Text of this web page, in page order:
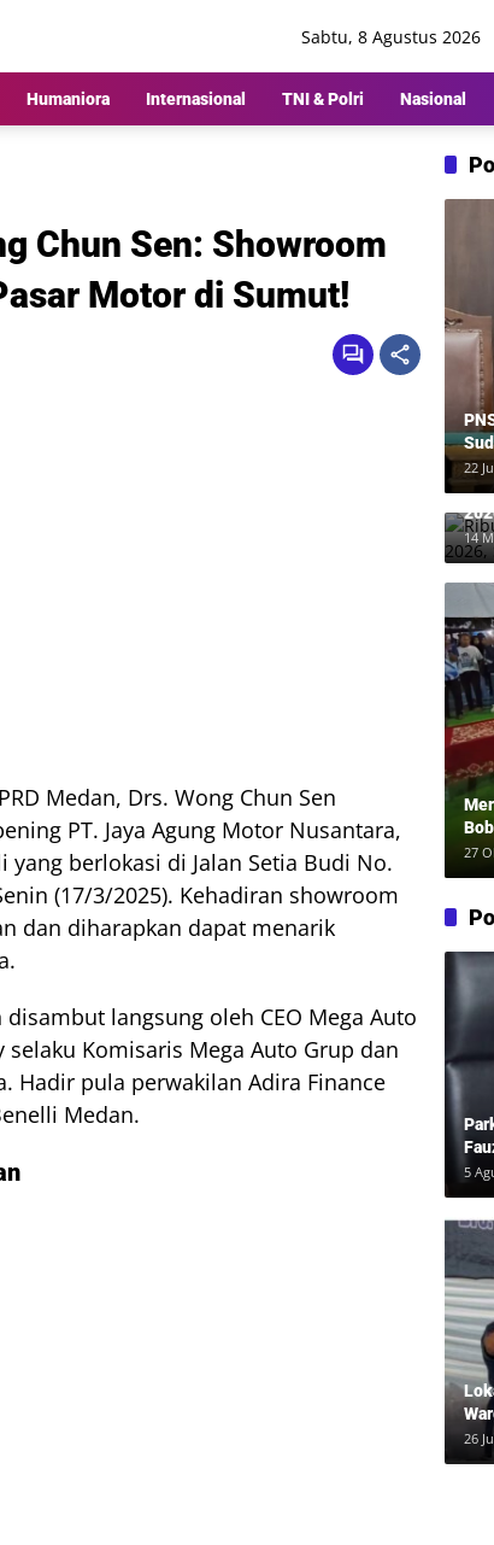
Sabtu, 8 Agustus 2026
Humaniora Internasional TNI & Polri Nasional
Chun Sen: Showroom
Motor di Sumut!
Medan, Drs. Wong Chun Sen
PT. Jaya Agung Motor Nusantara,
berlokasi di Jalan Setia Budi No.
(17/3/2025). Kehadiran showroom
dan diharapkan dapat menarik
langsung oleh CEO Mega Auto
Komisaris Mega Auto Grup dan
Hadir pula perwakilan Adira Finance
Medan.
22
14
27
5
26